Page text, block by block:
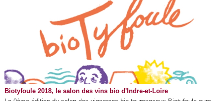
Biotyfoule 2018, le salon des vins bio d'Indre-et-Loire